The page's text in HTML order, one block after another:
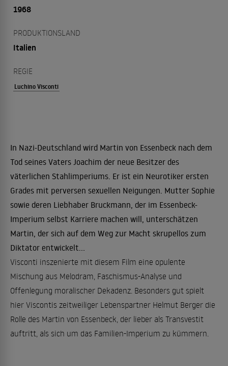
1968
PRODUKTIONSLAND
Italien
REGIE
Luchino Visconti
In Nazi-Deutschland wird Martin von Essenbeck nach dem
Tod seines Vaters Joachim der neue Besitzer des
väterlichen Stahlimperiums. Er ist ein Neurotiker ersten
Grades mit perversen sexuellen Neigungen. Mutter Sophie
sowie deren Liebhaber Bruckmann, der im Essenbeck-
Imperium selbst Karriere machen will, unterschätzen
Martin, der sich auf dem Weg zur Macht skrupellos zum
Diktator entwickelt...
Visconti inszenierte mit diesem Film eine opulente
Mischung aus Melodram, Faschismus-Analyse und
Offenlegung moralischer Dekadenz. Besonders gut spielt
hier Viscontis zeitweiliger Lebenspartner Helmut Berger die
Rolle des Martin von Essenbeck, der lieber als Transvestit
auftritt, als sich um das Familien-Imperium zu kümmern.